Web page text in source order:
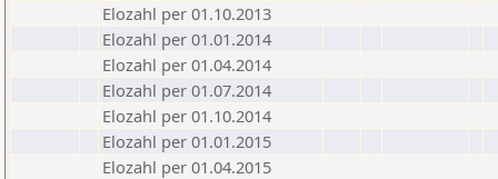
Elozahl per 01.10.2013
Elozahl per 01.01.2014
Elozahl per 01.04.2014
Elozahl per 01.07.2014
Elozahl per 01.10.2014
Elozahl per 01.01.2015
Elozahl per 01.04.2015